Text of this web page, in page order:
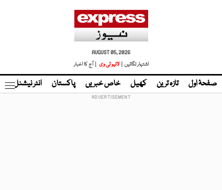
AUGUST 05, 2026
اشتہار لگائیں |
لائیو ٹی وی | آج کا اخبار
صفحۂ اول تازہ ترین کھیل خاص خبریں پاکستان انٹر نیشنل